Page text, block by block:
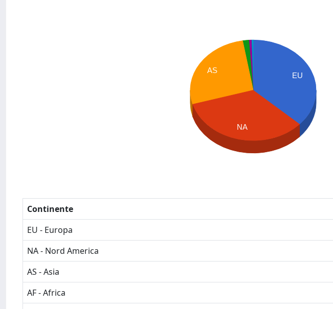
EU
AS
NA
Continente
EU - Europa
NA - Nord America
AS - Asia
AF - Africa